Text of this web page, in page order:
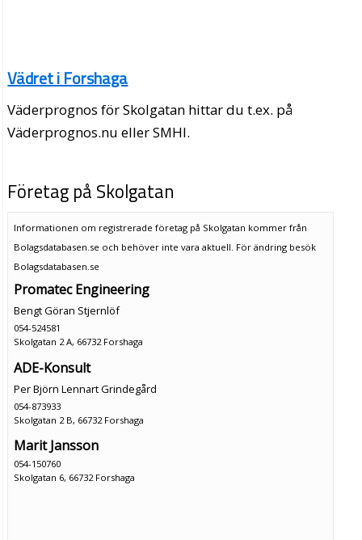
Vädret i Forshaga
Väderprognos för Skolgatan hittar du t.ex. på
Väderprognos.nu eller SMHI.
Företag på Skolgatan
Informationen om registrerade företag på Skolgatan kommer från
Bolagsdatabasen.se och behöver inte vara aktuell. För ändring besök
Bolagsdatabasen.se
Promatec Engineering
Bengt Göran Stjernlöf
054-524581
Skolgatan 2 A, 66732 Forshaga
ADE-Konsult
Per Björn Lennart Grindegård
054-873933
Skolgatan 2 B, 66732 Forshaga
Marit Jansson
054-150760
Skolgatan 6, 66732 Forshaga